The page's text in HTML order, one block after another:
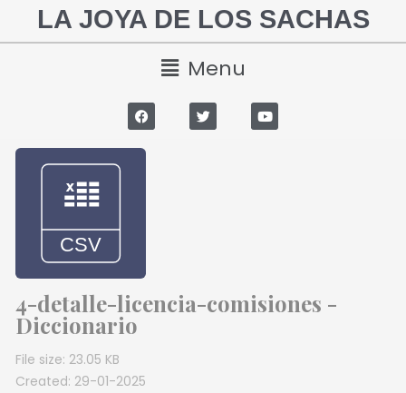
LA JOYA DE LOS SACHAS
Menu
4-detalle-licencia-comisiones -
Diccionario
File size: 23.05 KB
Created: 29-01-2025